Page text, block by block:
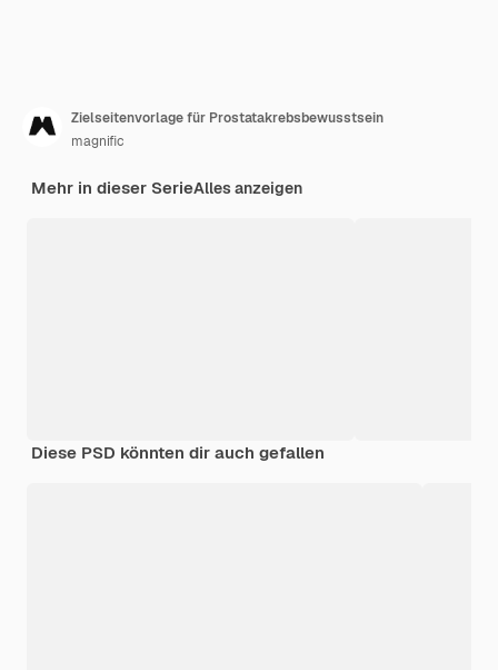
Zielseitenvorlage für Prostatakrebsbewusstsein
magnific
Mehr in dieser SerieAlles anzeigen
Diese PSD könnten dir auch gefallen